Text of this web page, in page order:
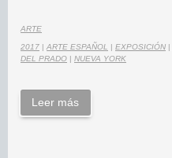
ARTE
2017 | ARTE ESPAÑOL | EXPOSICIÓN |
DEL PRADO | NUEVA YORK
Leer más